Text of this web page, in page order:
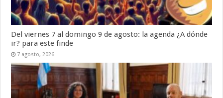
Del viernes 7 al domingo 9 de agosto: la agenda ¿A dónde
ir? para este finde
7 agosto, 2026